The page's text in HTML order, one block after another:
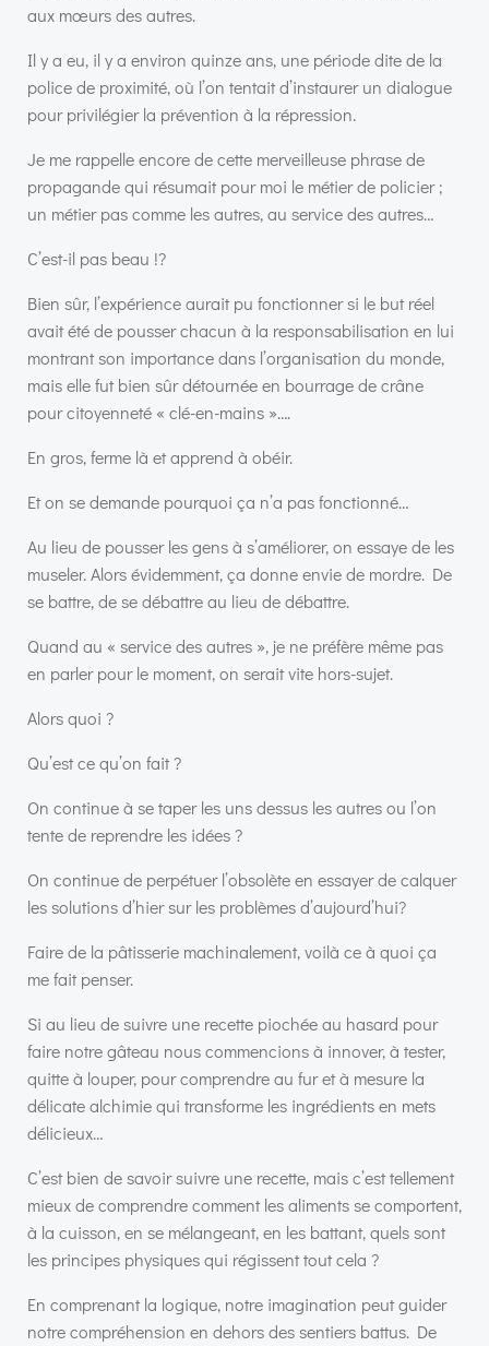
aux mœurs des autres.
Il y a eu, il y a environ quinze ans, une période dite de la
police de proximité, où l’on tentait d’instaurer un dialogue
pour privilégier la prévention à la répression.
Je me rappelle encore de cette merveilleuse phrase de
propagande qui résumait pour moi le métier de policier ;
un métier pas comme les autres, au service des autres…
C’est-il pas beau !?
Bien sûr, l’expérience aurait pu fonctionner si le but réel
avait été de pousser chacun à la responsabilisation en lui
montrant son importance dans l’organisation du monde,
mais elle fut bien sûr détournée en bourrage de crâne
pour citoyenneté « clé-en-mains »….
En gros, ferme là et apprend à obéir.
Et on se demande pourquoi ça n’a pas fonctionné…
Au lieu de pousser les gens à s’améliorer, on essaye de les
museler. Alors évidemment, ça donne envie de mordre. De
se battre, de se débattre au lieu de débattre.
Quand au « service des autres », je ne préfère même pas
en parler pour le moment, on serait vite hors-sujet.
Alors quoi ?
Qu’est ce qu’on fait ?
On continue à se taper les uns dessus les autres ou l’on
tente de reprendre les idées ?
On continue de perpétuer l’obsolète en essayer de calquer
les solutions d’hier sur les problèmes d’aujourd’hui?
Faire de la pâtisserie machinalement, voilà ce à quoi ça
me fait penser.
Si au lieu de suivre une recette piochée au hasard pour
faire notre gâteau nous commencions à innover, à tester,
quitte à louper, pour comprendre au fur et à mesure la
délicate alchimie qui transforme les ingrédients en mets
délicieux…
C’est bien de savoir suivre une recette, mais c’est tellement
mieux de comprendre comment les aliments se comportent,
à la cuisson, en se mélangeant, en les battant, quels sont
les principes physiques qui régissent tout cela ?
En comprenant la logique, notre imagination peut guider
notre compréhension en dehors des sentiers battus. De